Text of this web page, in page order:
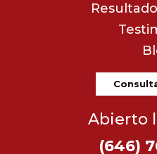
Abierto
(646)